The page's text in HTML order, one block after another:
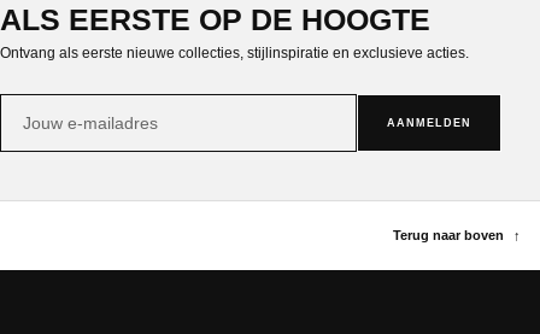
ALS EERSTE OP DE HOOGTE
Ontvang als eerste nieuwe collecties, stijlinspiratie en exclusieve acties.
AANMELDEN
Terug naar boven ↑